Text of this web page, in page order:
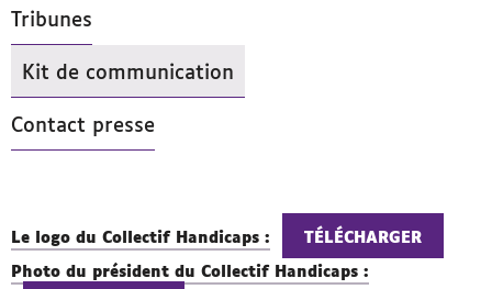
Tribunes
Kit de communication
- Actif
Contact presse
Le logo du Collectif Handicaps :
TÉLÉCHARGER
Photo du président du Collectif Handicaps :